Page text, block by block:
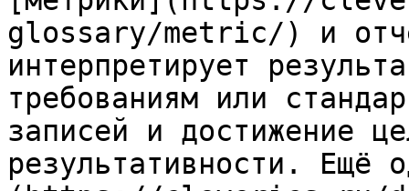
glossary/metric/) и
интерпретирует
требованиям или
записей и достижение
результативности. Ещё